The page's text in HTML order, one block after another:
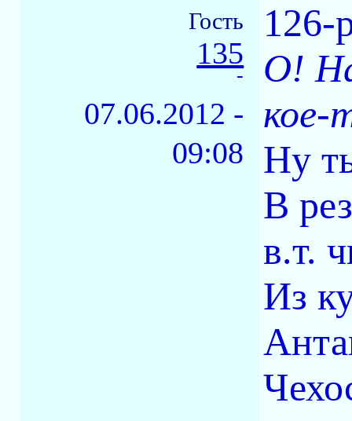
Гость
135
-
07.06.2012 -
09:08
126-
О!
кое-
Ну
В
в.т.
Из